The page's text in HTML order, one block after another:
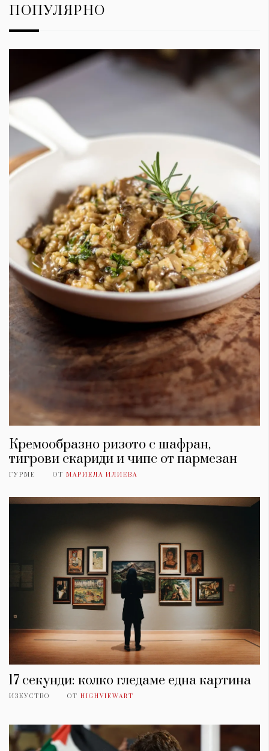
ПОПУЛЯРНО
Кремообразно ризото с шафран,
тигрови скариди и чипс от пармезан
ГУРМЕ ОТ МАРИЕЛА ИЛИЕВА
17 секунди: колко гледаме една картина
ИЗКУСТВО ОТ HIGHVIEWART